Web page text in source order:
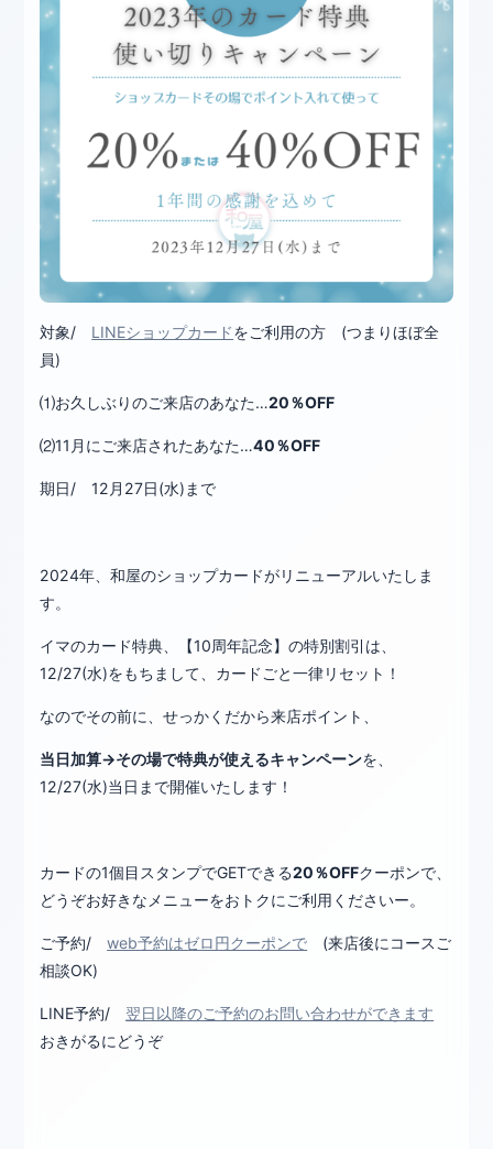
対象/ LINEショップカードをご利用の方 (つまりほぼ全
員)
⑴お久しぶりのご来店のあなた…20％OFF
⑵11月にご来店されたあなた…40％OFF
期日/ 12月27日(水)まで
2024年、和屋のショップカードがリニューアルいたしま
す。
イマのカード特典、【10周年記念】の特別割引は、
12/27(水)をもちまして、カードごと一律リセット！
なのでその前に、せっかくだから来店ポイント、
当日加算→その場で特典が使えるキャンペーンを、
12/27(水)当日まで開催いたします！
カードの1個目スタンプでGETできる20％OFFクーポンで、
どうぞお好きなメニューをおトクにご利用くださいー。
ご予約/web予約はゼロ円クーポンで (来店後にコースご
相談OK)
LINE予約/ 翌日以降のご予約のお問い合わせができます
おきがるにどうぞ